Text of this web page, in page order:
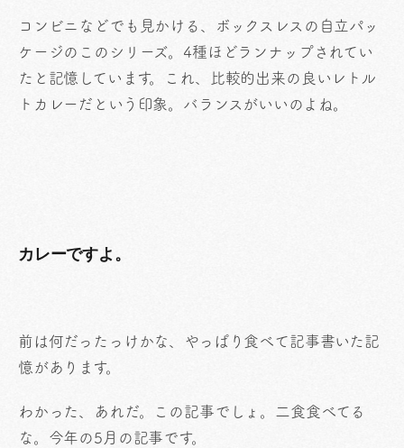
コンビニなどでも見かける、ボックスレスの自立パッ
ケージのこのシリーズ。4種ほどランナップされてい
たと記憶しています。これ、比較的出来の良いレトル
トカレーだという印象。バランスがいいのよね。
カレーですよ。
前は何だったっけかな、やっぱり食べて記事書いた記
憶があります。
わかった、あれだ。この記事でしょ。二食食べてる
な。今年の5月の記事です。